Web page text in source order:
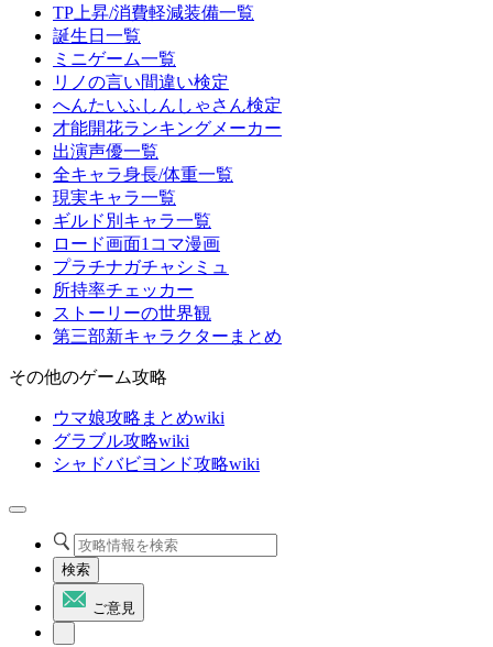
TP上昇/消費軽減装備一覧
誕生日一覧
ミニゲーム一覧
リノの言い間違い検定
へんたいふしんしゃさん検定
才能開花ランキングメーカー
出演声優一覧
全キャラ身長/体重一覧
現実キャラ一覧
ギルド別キャラ一覧
ロード画面1コマ漫画
プラチナガチャシミュ
所持率チェッカー
ストーリーの世界観
第三部新キャラクターまとめ
その他のゲーム攻略
ウマ娘攻略まとめwiki
グラブル攻略wiki
シャドバビヨンド攻略wiki
検索
ご意見